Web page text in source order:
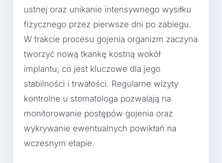
ustnej oraz unikanie intensywnego wysiłku
fizycznego przez pierwsze dni po zabiegu.
W trakcie procesu gojenia organizm zaczyna
tworzyć nową tkankę kostną wokół
implantu, co jest kluczowe dla jego
stabilności i trwałości. Regularne wizyty
kontrolne u stomatologa pozwalają na
monitorowanie postępów gojenia oraz
wykrywanie ewentualnych powikłań na
wczesnym etapie.